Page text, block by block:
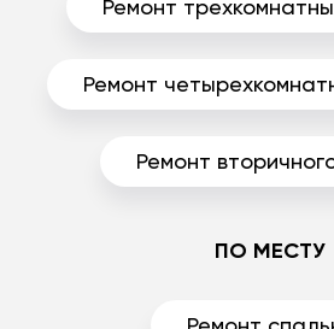
Ремонт
Ремонт
Ремонт
ПО МЕСТУ